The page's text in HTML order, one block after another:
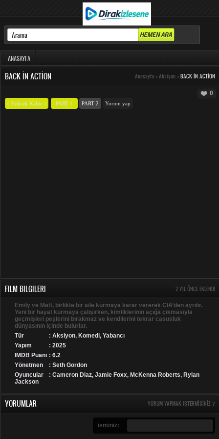
ANASAYFA
BACK IN ACTION Anasayfa > Aksiyon > BACK IN ACTION
0
( Yüksek Kalite ) PART 1 PART 2 Yorum yap
FILM BILGILERI 2 YIL ÖNCE EKLENDI
Emily ve Matt, birlikte bir aile kurmaya karar vererek CIA’den ayrılır.
Yeni bir hayat kurmaya çalışırken, kimliklerinin açığa çıkmasıyla
geçmişleri peşlerini bırakmaz ve kendilerini tekrar casusluk
dünyasının içinde bulurlar.
Tür
: Aksiyon, Komedi, Yabancı
Yapım
: 2025
IMDB Puanı : 6.2
Yönetmen
: Seth Gordon
Oyuncular
: Cameron Diaz, Jamie Foxx, McKenna Roberts, Rylan
Jackson
YORUMLAR YORUM YAPMAK ISTERMISINIZ ?
isminiz: